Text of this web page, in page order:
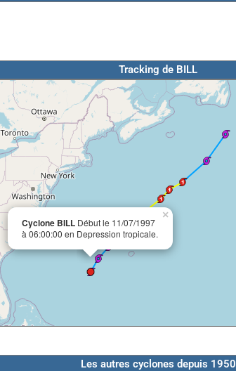
Tracking de BILL
Cyclone BILL Début le 11/07/1997
à 06:00:00 en Depression tropicale.
×
Les autres cyclones depuis 1950